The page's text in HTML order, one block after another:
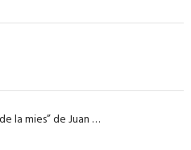
la mies” de Juan …